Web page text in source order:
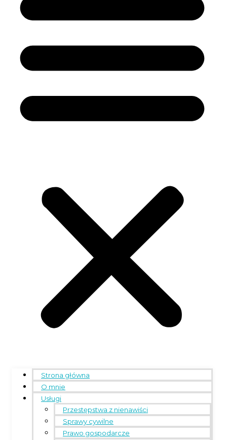
Strona główna
O mnie
Usługi
Przestępstwa z nienawiści
Sprawy cywilne
Prawo gospodarcze